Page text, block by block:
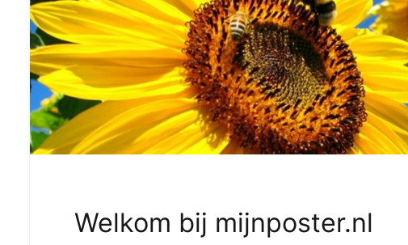
Welkom bij mijnposter.nl